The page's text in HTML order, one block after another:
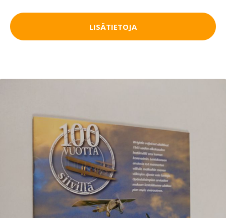
LISÄTIETOJA